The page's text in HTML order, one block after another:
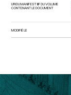
URI DU MANIFEST IIIF DU VOLUME
CONTENANT LE DOCUMENT
MODIFIÉ LE